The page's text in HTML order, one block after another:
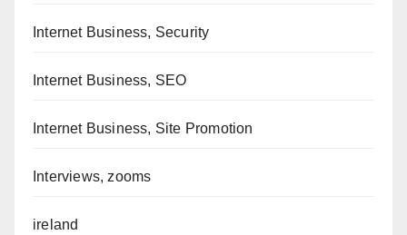
Internet Business, Security
Internet Business, SEO
Internet Business, Site Promotion
Interviews, zooms
ireland